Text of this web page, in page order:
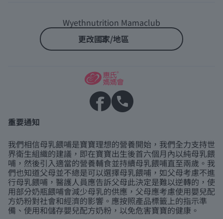
Wyethnutrition Mamaclub
更改國家/地區
重要通知
我們相信母乳餵哺是寶寶理想的營養開始，我們全力支持世
界衛生組織的建議，即在寶寶出生後首六個月內以純母乳餵
哺，然後引入適當的營養輔食並持續母乳餵哺直至兩歲。我
們也知道父母並不總是可以選擇母乳餵哺，如父母考慮不進
行母乳餵哺，醫護人員應告訴父母此決定是難以逆轉的，使
用部分奶瓶餵哺會減少母乳的供應，父母應考慮使用嬰兒配
方奶粉對社會和經濟的影響。應按照產品標籤上的指示準
備、使用和儲存嬰兒配方奶粉，以免危害寶寶的健康。